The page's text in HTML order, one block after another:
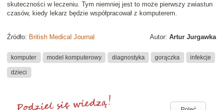
skuteczności w leczeniu. Tym niemniej jest to może pierwszy zwiastun
czasów, kiedy lekarz będzie współpracował z komputerem.
Autor: Artur Jurgawka
Źródło: British Medical Journal
komputer model komputerowy diagnostyka gorączka infekcje
dzieci